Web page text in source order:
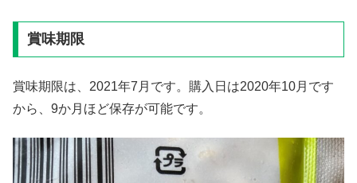
賞味期限
賞味期限は、2021年7月です。購入日は2020年10月です
から、9か月ほど保存が可能です。